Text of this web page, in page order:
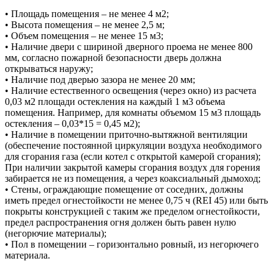
• Площадь помещения – не менее 4 м2;
• Высота помещения – не менее 2,5 м;
• Объем помещения – не менее 15 м3;
• Наличие двери с шириной дверного проема не менее 800
мм, согласно пожарной безопасности дверь должна
открываться наружу;
• Наличие под дверью зазора не менее 20 мм;
• Наличие естественного освещения (через окно) из расчета
0,03 м2 площади остекления на каждый 1 м3 объема
помещения. Например, для комнаты объемом 15 м3 площадь
остекления – 0,03*15 = 0,45 м2);
• Наличие в помещении приточно-вытяжной вентиляции
(обеспечение постоянной циркуляции воздуха необходимого
для сгорания газа (если котел с открытой камерой сгорания);
При наличии закрытой камеры сгорания воздух для горения
забирается не из помещения, а через коаксиальный дымоход;
• Стены, ограждающие помещение от соседних, должны
иметь предел огнестойкости не менее 0,75 ч (REI 45) или быть
покрыты конструкцией с таким же пределом огнестойкости,
предел распространения огня должен быть равен нулю
(негорючие материалы);
• Пол в помещении – горизонтально ровный, из негорючего
материала.